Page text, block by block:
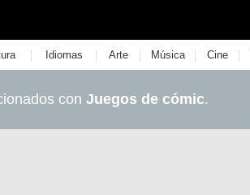
| Idiomas | Arte | Música | Cine |
con Juegos de cómic.